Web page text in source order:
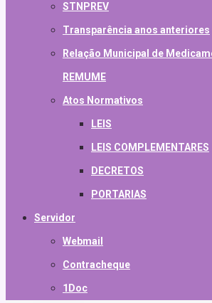
STNPREV
Transparência anos anteriores
Relação Municipal de
REMUME
Atos Normativos
LEIS
LEIS COMPLEMENTARES
DECRETOS
PORTARIAS
Servidor
Webmail
Contracheque
1Doc